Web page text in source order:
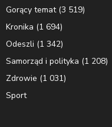
Gorący temat(3 519)
Kronika (1 694)
Odeszli (1 342)
Samorząd i polityka (1 208)
Zdrowie (1 031)
Sport